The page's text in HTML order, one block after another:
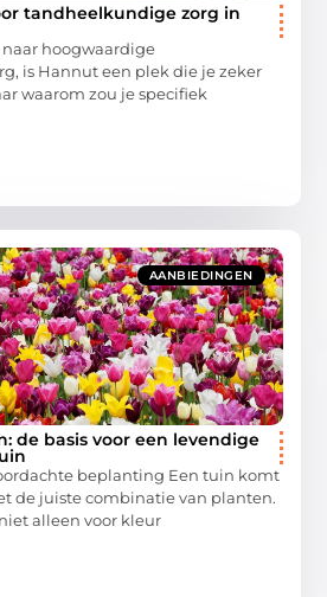
tandheelkundige zorg in
hoogwaardige
is Hannut een plek die je zeker
waarom zou je specifiek
AANBIEDINGEN
de basis voor een levendige
beplanting Een tuin komt
de juiste combinatie van planten.
alleen voor kleur